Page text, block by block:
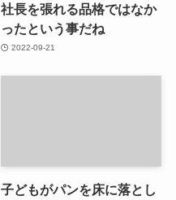
社長を張れる品格ではなか
ったという事だね
2022-09-21
子どもがパンを床に落とし